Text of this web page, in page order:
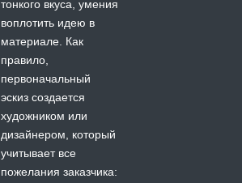
тонкого вкуса, умения
воплотить идею в
материале. Как
правило,
первоначальный
эскиз создается
художником или
дизайнером, который
учитывает все
пожелания заказчика: